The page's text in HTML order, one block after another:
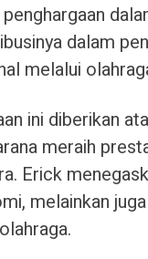
dalam
melalui
ini diberikan
meraih
Erick
melainkan